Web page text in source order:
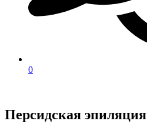
0
Персидская эпиляция